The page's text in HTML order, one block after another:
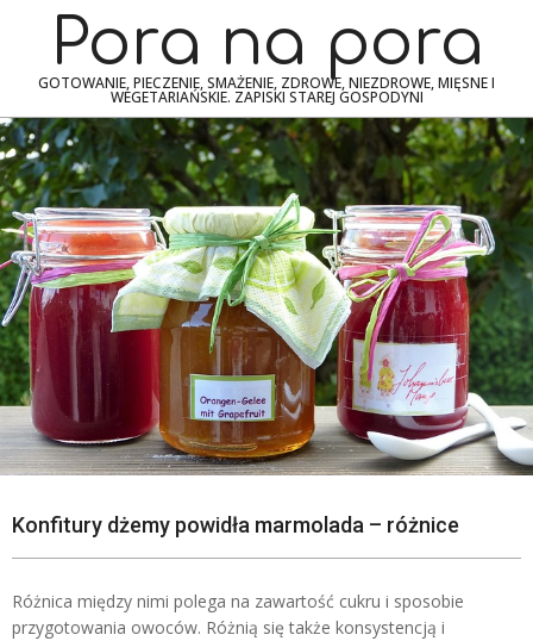
content
NavigationPora na pora
GOTOWANIE, PIECZENIE, SMAŻENIE, ZDROWE, NIEZDROWE, MIĘSNE I
WEGETARIAŃSKIE. ZAPISKI STAREJ GOSPODYNI
Konfitury dżemy powidła marmolada – różnice
Różnica między nimi polega na zawartość cukru i sposobie
przygotowania owoców. Różnią się także konsystencją i